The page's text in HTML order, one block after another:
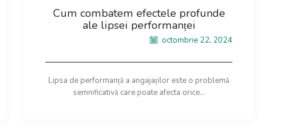
Cum combatem efectele profunde
ale lipsei performanței
octombrie 22, 2024
Lipsa de performanță a angajaților este o problemă
semnificativă care poate afecta orice...